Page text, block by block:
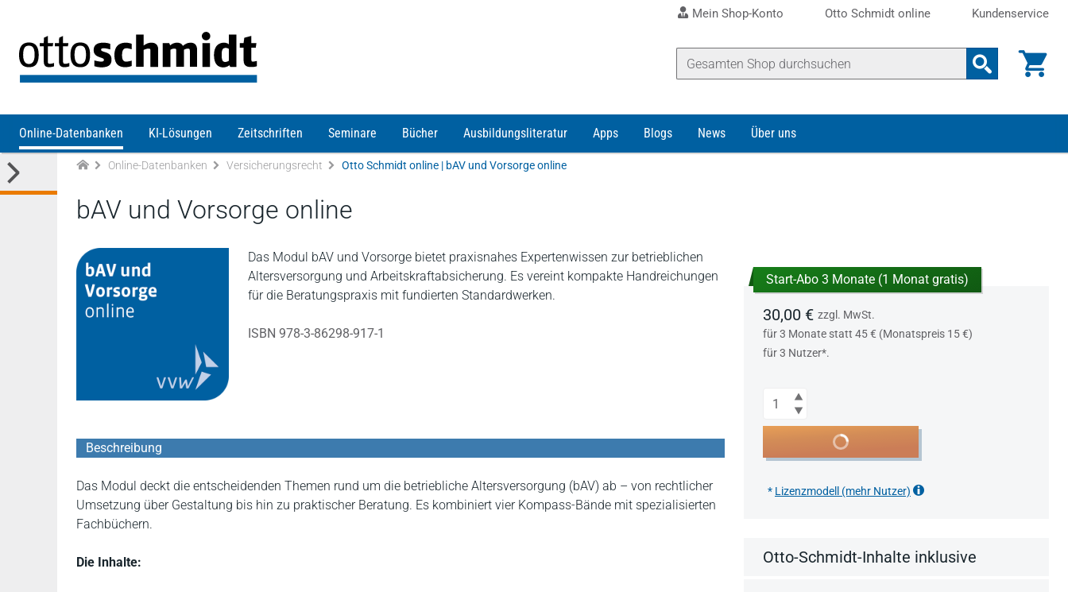
Mein Shop-Konto Otto Schmidt online Kundenservice
Online-Datenbanken KI-Lösungen Zeitschriften Seminare Bücher Ausbildungsliteratur Apps Blogs News Über uns
Online-Datenbanken Versicherungsrecht Otto Schmidt online | bAV und Vorsorge online
bAV und Vorsorge online
Das Modul bAV und Vorsorge bietet praxisnahes Expertenwissen zur betrieblichen
Altersversorgung und Arbeitskraftabsicherung. Es vereint kompakte Handreichungen
für die Beratungspraxis mit fundierten Standardwerken.
ISBN 978-3-86298-917-1
Start-Abo 3 Monate (1 Monat gratis)
30,00 € zzgl. MwSt.
für 3 Monate statt 45 € (Monatspreis 15 €)
für 3 Nutzer*.
Anzahl
In den Warenkorb
* Lizenzmodell (mehr Nutzer)
Beschreibung
Das Modul deckt die entscheidenden Themen rund um die betriebliche Altersversorgung (bAV) ab – von rechtlicher
Umsetzung über Gestaltung bis hin zu praktischer Beratung. Es kombiniert vier Kompass-Bände mit spezialisierten
Fachbüchern.
Die Inhalte: Otto-Schmidt-Inhalte inklusive